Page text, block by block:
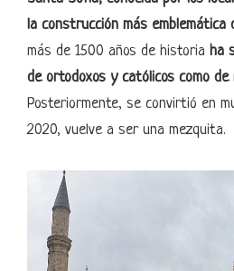
la construcción más emblemática
más de 1500 años de historia ha
de ortodoxos y católicos como de
Posteriormente, se convirtió en
2020, vuelve a ser una mezquita.